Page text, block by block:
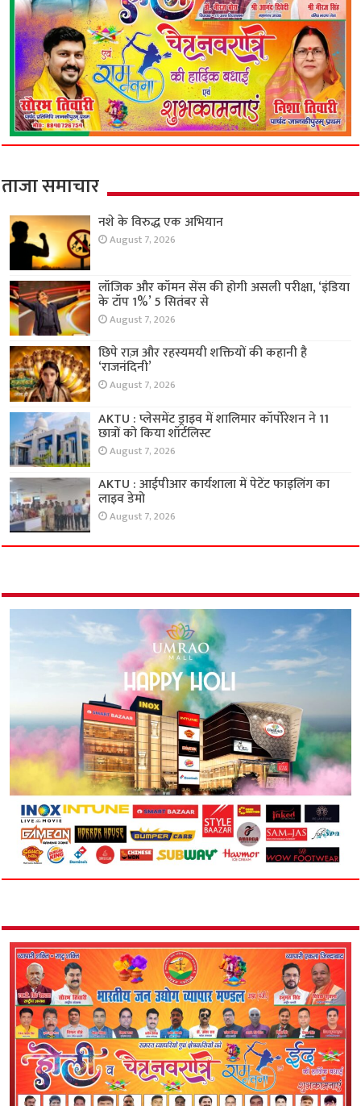
ताजा समाचार
नशे के विरुद्ध एक अभियान
August 7, 2026
लॉजिक और कॉमन सेंस की होगी असली परीक्षा, ‘इंडिया
के टॉप 1%’ 5 सितंबर से
August 7, 2026
छिपे राज़ और रहस्यमयी शक्तियों की कहानी है
‘राजनंदिनी’
August 7, 2026
AKTU : प्लेसमेंट ड्राइव में शालिमार कॉर्पोरेशन ने 11
छात्रों को किया शॉर्टलिस्ट
August 7, 2026
AKTU : आईपीआर कार्यशाला में पेटेंट फाइलिंग का
लाइव डेमो
August 7, 2026